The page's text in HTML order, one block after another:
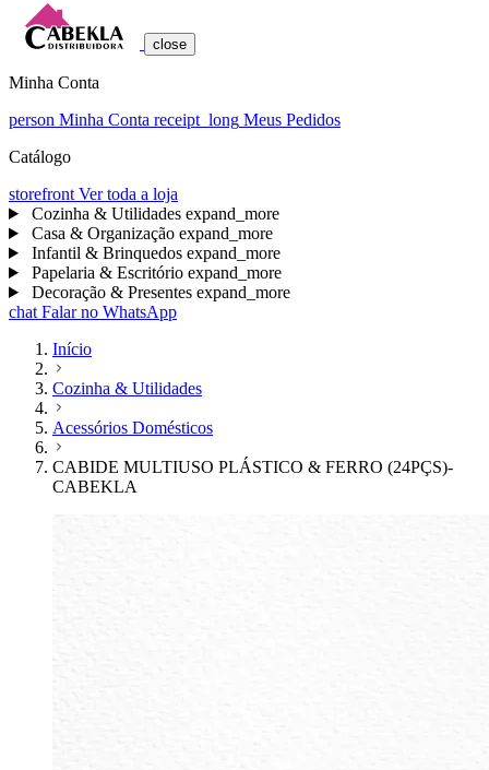
close
Minha Conta
person Minha Conta receipt_long Meus Pedidos
Catálogo
storefront Ver toda a loja
Cozinha & Utilidades expand_more
Casa & Organização expand_more
Infantil & Brinquedos expand_more
Papelaria & Escritório expand_more
Decoração & Presentes expand_more
chat Falar no WhatsApp
Início
Cozinha & Utilidades
Acessórios Domésticos
CABIDE MULTIUSO PLÁSTICO & FERRO (24PÇS)-
CABEKLA